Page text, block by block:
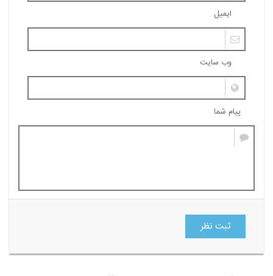
ایمیل
وب سایت
پیام شما
ثبت نظر